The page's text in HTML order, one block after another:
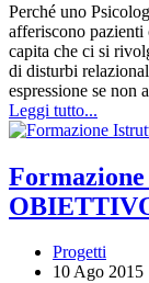
Perché uno
afferiscono pazienti
capita che ci si
di disturbi
espressione se non
Leggi tutto...
Progetti
10 Ago 2015